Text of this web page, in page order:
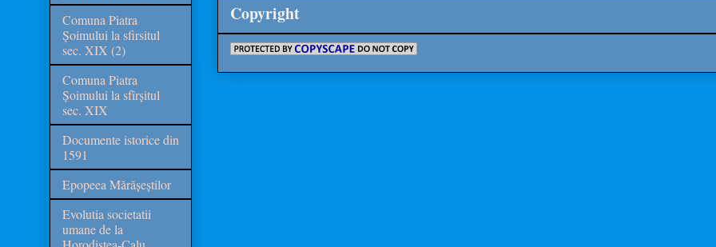
Copyright
Comuna Piatra
Șoimului la sfirsitul
sec. XIX (2)
Comuna Piatra
Șoimului la sfîrșitul
sec. XIX
Documente istorice din
1591
Epopeea Mărășeștilor
Evolutia societatii
umane de la